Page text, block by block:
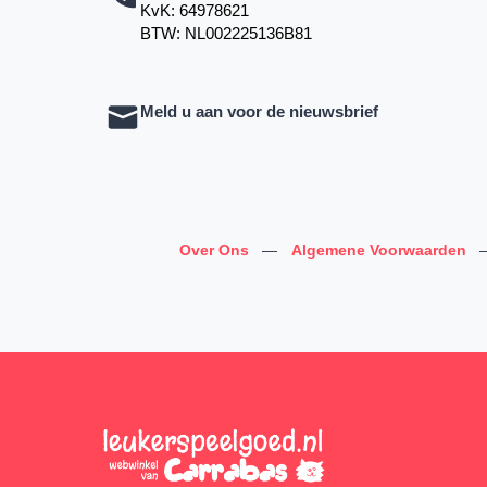
KvK: 64978621
BTW: NL002225136B81
Meld u aan voor de nieuwsbrief
Over Ons — Algemene Voorwaarden